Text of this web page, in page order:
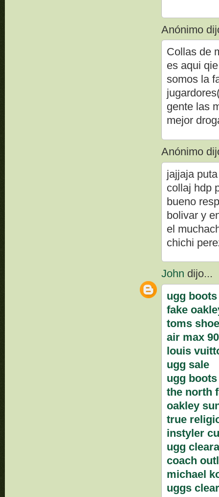
Anónimo
Collas de
es aqui
somos la
gente las
mejor
Anónimo
jajjaja
collaj hdp
bueno
bolivar y
el
chichi
John dijo...
ugg boots
fake
toms
air max 90
louis
ugg sale
ugg
the north
oakley
true
instyler
ugg
coach
michael
uggs